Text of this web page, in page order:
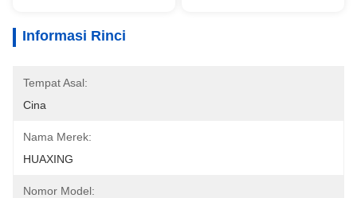
Informasi Rinci
Tempat Asal:
Cina
Nama Merek:
HUAXING
Nomor Model: